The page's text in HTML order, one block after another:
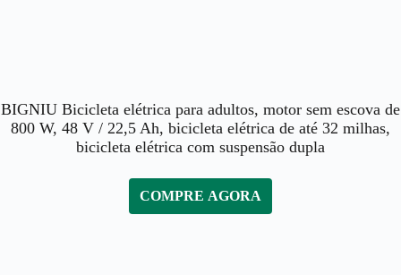
BIGNIU Bicicleta elétrica para adultos, motor sem escova de
800 W, 48 V / 22,5 Ah, bicicleta elétrica de até 32 milhas,
bicicleta elétrica com suspensão dupla
COMPRE AGORA